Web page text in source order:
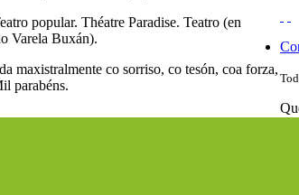
popular. Théatre Paradise. Teatro (en
Varela Buxán).
maxistralmente co sorriso, co tesón, coa forza,
parabéns.